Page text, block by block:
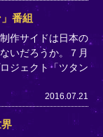
番組
作サイドは日本の
いだろうか。７月
ジェクト「ツタン
2016.07.21